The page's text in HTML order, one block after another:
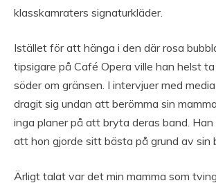
klasskamraters signaturkläder.
Istället för att hänga i den där rosa
tipsigare på Café Opera ville han helst
söder om gränsen. I intervjuer med
dragit sig undan att berömma sin
inga planer på att bryta deras band.
att hon gjorde sitt bästa på grund av sin
Ärligt talat var det min mamma som